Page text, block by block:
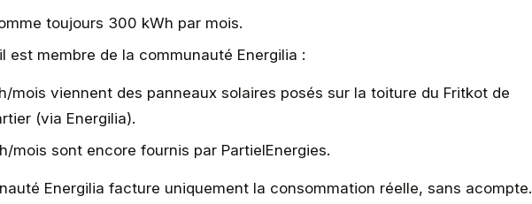
toujours 300 kWh par mois.
est membre de la communauté Energilia :
mois viennent des panneaux solaires posés sur la toiture du Fritkot de
(via Energilia).
mois sont encore fournis par PartielEnergies.
Energilia facture uniquement la consommation réelle, sans acompte.